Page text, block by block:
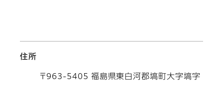
住所
〒963-5405 福島県東白河郡塙町大字塙字